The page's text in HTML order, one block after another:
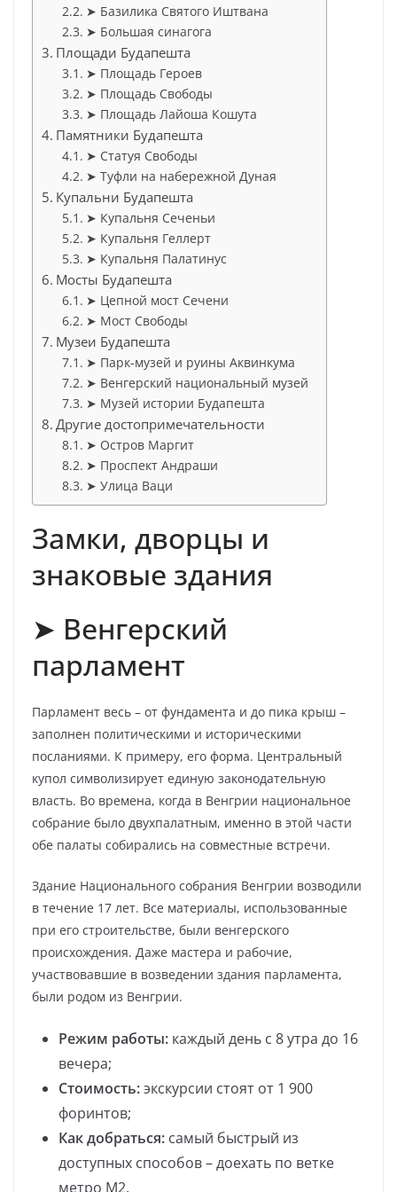
➤ Базилика Святого Иштвана
➤ Большая синагога
Площади Будапешта
➤ Площадь Героев
➤ Площадь Свободы
➤ Площадь Лайоша Кошута
Памятники Будапешта
➤ Статуя Свободы
➤ Туфли на набережной Дуная
Купальни Будапешта
➤ Купальня Сеченьи
➤ Купальня Геллерт
➤ Купальня Палатинус
Мосты Будапешта
➤ Цепной мост Сечени
➤ Мост Свободы
Музеи Будапешта
➤ Парк-музей и руины Аквинкума
➤ Венгерский национальный музей
➤ Музей истории Будапешта
Другие достопримечательности
➤ Остров Маргит
➤ Проспект Андраши
➤ Улица Ваци
Замки, дворцы и
знаковые здания
➤ Венгерский
парламент
Парламент весь – от фундамента и до пика крыш –
заполнен политическими и историческими
посланиями. К примеру, его форма. Центральный
купол символизирует единую законодательную
власть. Во времена, когда в Венгрии национальное
собрание было двухпалатным, именно в этой части
обе палаты собирались на совместные встречи.
Здание Национального собрания Венгрии возводили
в течение 17 лет. Все материалы, использованные
при его строительстве, были венгерского
происхождения. Даже мастера и рабочие,
участвовавшие в возведении здания парламента,
были родом из Венгрии.
Режим работы: каждый день с 8 утра до 16
вечера;
Стоимость:экскурсии стоят от 1 900
форинтов;
Как добраться: самый быстрый из
доступных способов – доехать по ветке
метро М2.